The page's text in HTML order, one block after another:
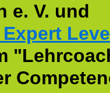
e. V. und
Expert